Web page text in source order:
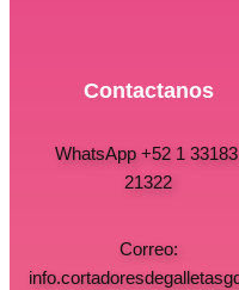
Contactanos
WhatsApp +52 1 33183
21322
Correo: